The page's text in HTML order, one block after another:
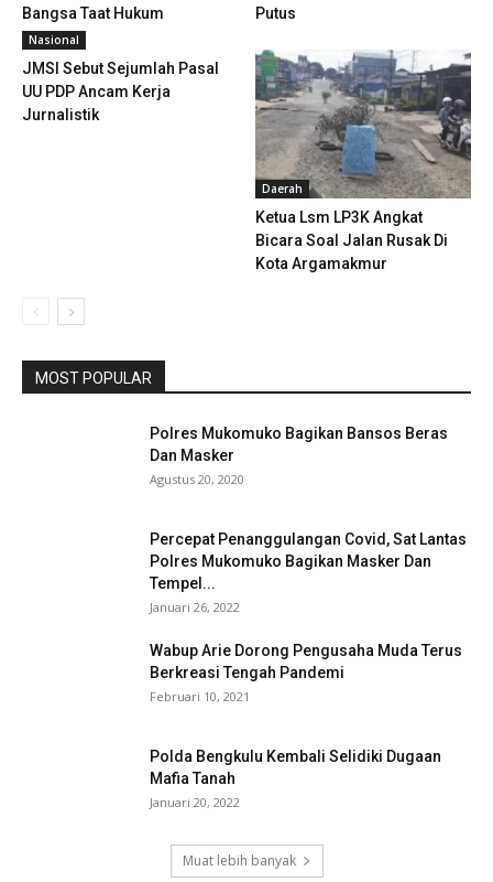
Bangsa Taat Hukum
Putus
Nasional
JMSI Sebut Sejumlah Pasal
UU PDP Ancam Kerja
Jurnalistik
Daerah
Ketua Lsm LP3K Angkat
Bicara Soal Jalan Rusak Di
Kota Argamakmur
MOST POPULAR
Polres Mukomuko Bagikan Bansos Beras
Dan Masker
Agustus 20, 2020
Percepat Penanggulangan Covid, Sat Lantas
Polres Mukomuko Bagikan Masker Dan
Tempel...
Januari 26, 2022
Wabup Arie Dorong Pengusaha Muda Terus
Berkreasi Tengah Pandemi
Februari 10, 2021
Polda Bengkulu Kembali Selidiki Dugaan
Mafia Tanah
Januari 20, 2022
Muat lebih banyak